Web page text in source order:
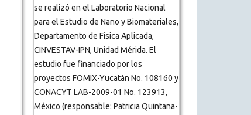
se realizó en el Laboratorio Nacional
para el Estudio de Nano y Biomateriales,
Departamento de Física Aplicada,
CINVESTAV-IPN, Unidad Mérida. El
estudio fue financiado por los
proyectos FOMIX-Yucatán No. 108160 y
CONACYT LAB-2009-01 No. 123913,
México (responsable: Patricia Quintana-